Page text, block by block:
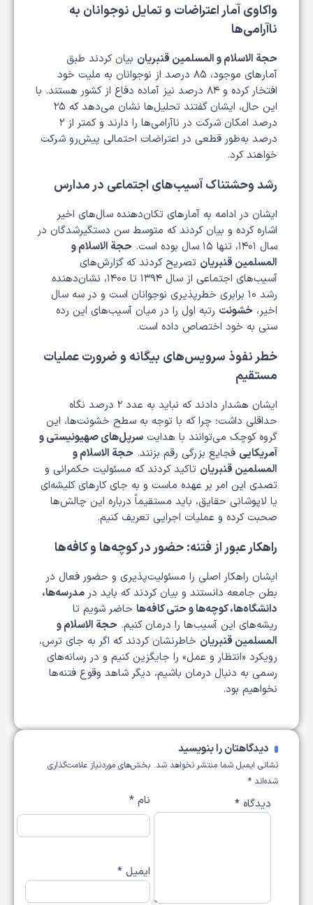
واکاوی آمار اعتراضات و تمایل نوجوانان به
ناآرامی‌ها
حجة الاسلام و المسلمین قنبریان بیان کردند طبق
آمارهای موجود، ۸۵ درصد از نوجوانان به ملیت خود
افتخار کرده و ۸۴ درصد نیز آماده دفاع از کشور هستند. با
این حال، ایشان گفتند تحلیل‌ها نشان می‌دهد که ۲۵
درصد امکان شرکت در ناآرامی‌ها را دارند و کمتر از ۲
درصد به‌طور قطعی در اعتراضات احتمالی پیش‌رو شرکت
خواهند کرد.
رشد وحشتناک آسیب‌های اجتماعی در مدارس
ایشان در ادامه به آمارهای تکان‌دهنده سال‌های اخیر
اشاره کرده و بیان کردند که متوسط سن دستگیرشدگان در
سال ۱۴۰۱، تنها ۱۵ سال بوده است.
حجة الاسلام و
المسلمین قنبریان تصریح کردند که گزارش‌های
آسیب‌های اجتماعی از سال ۱۳۹۴ تا ۱۴۰۰، نشان‌دهنده
رشد ۱۰ برابری خطرپذیری نوجوانان است و در سه سال
اخیر، خشونت رتبه اول را در میان آسیب‌های این رده
سنی به خود اختصاص داده است.
خطر نفوذ سرویس‌های بیگانه و ضرورت عملیات
مستقیم
ایشان هشدار دادند که نباید به عدد ۲ درصد نگاه
حداقلی داشت؛ چرا که با توجه به سطح خشونت‌ها، این
گروه کوچک می‌توانند با هدایت سرپل‌های صهیونیستی و
آمریکایی فجایع بزرگی رقم بزنند. حجة الاسلام و
المسلمین قنبریان تاکید کردند که مسئولیت حکمرانی و
تصدی این امر بر عهده ماست و به جای کارهای کلیشه‌ای
یا لاپوشانی حقایق، باید مستقیماً درباره این چالش‌ها
صحبت کرده و عملیات اجرایی تعریف کنیم.
راهکار عبور از فتنه: حضور در کوچه‌ها و کافه‌ها
ایشان راهکار اصلی را مسئولیت‌پذیری و حضور فعال در
بطن جامعه دانستند و بیان کردند که باید در مدرسه‌ها،
دانشگاه‌ها، کوچه‌ها و حتی کافه‌ها حاضر شویم تا
ریشه‌های این آسیب‌ها را درمان کنیم. حجة الاسلام و
المسلمین قنبریان خاطرنشان کردند که اگر به جای ترس،
رویکرد «انتظار و عمل» را جایگزین کنیم و در رسانه‌های
رسمی به دنبال درمان باشیم، دیگر شاهد وقوع فتنه‌ها
نخواهیم بود.
دیدگاهتان را بنویسید
نشانی ایمیل شما منتشر نخواهد شد. بخش‌های موردنیاز علامت‌گذاری
شده‌اند *
دیدگاه * نام*
ایمیل*